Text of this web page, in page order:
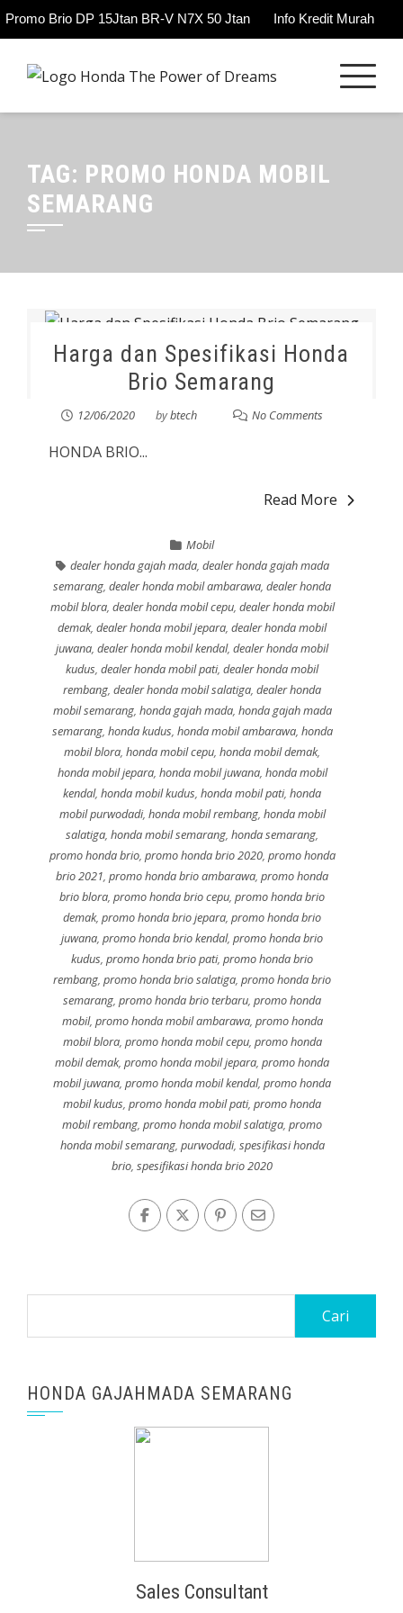
Promo Brio DP 15Jtan BR-V N7X 50 Jtan Info Kredit Murah
TAG: PROMO HONDA MOBIL
SEMARANG
Harga dan Spesifikasi Honda
Brio Semarang
12/06/2020 bybtech No Comments
HONDA BRIO...
Read More
Mobil
dealer honda gajah mada, dealer honda gajah mada
semarang,dealer honda mobil ambarawa,dealer honda
mobil blora, dealer honda mobil cepu, dealer honda mobil
demak,dealer honda mobil jepara,dealer honda mobil
juwana,dealer honda mobil kendal,dealer honda mobil
kudus,dealer honda mobil pati,dealer honda mobil
rembang,dealer honda mobil salatiga,dealer honda
mobil semarang, honda gajah mada, honda gajah mada
semarang, honda kudus, honda mobil ambarawa, honda
mobil blora,honda mobil cepu,honda mobil demak,
honda mobil jepara, honda mobil juwana, honda mobil
kendal,honda mobil kudus,honda mobil pati,honda
mobil purwodadi, honda mobil rembang, honda mobil
salatiga,honda mobil semarang,honda semarang,
promo honda brio, promo honda brio 2020, promo honda
brio 2021,promo honda brio ambarawa,promo honda
brio blora,promo honda brio cepu,promo honda brio
demak,promo honda brio jepara,promo honda brio
juwana,promo honda brio kendal,promo honda brio
kudus,promo honda brio pati,promo honda brio
rembang,promo honda brio salatiga,promo honda brio
semarang,promo honda brio terbaru,promo honda
mobil, promo honda mobil ambarawa, promo honda
mobil blora, promo honda mobil cepu, promo honda
mobil demak,promo honda mobil jepara,promo honda
mobil juwana,promo honda mobil kendal,promo honda
mobil kudus,promo honda mobil pati,promo honda
mobil rembang,promo honda mobil salatiga,promo
honda mobil semarang, purwodadi, spesifikasi honda
brio,spesifikasi honda brio 2020
HONDA GAJAHMADA SEMARANG
Sales Consultant